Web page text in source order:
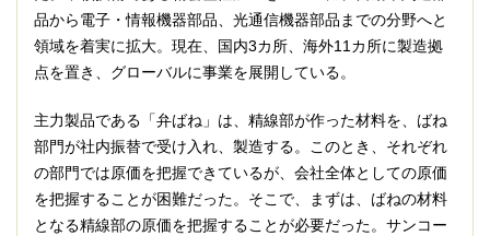
品から電子・情報機器部品、光通信機器部品までの分野へと
領域を着実に拡大。現在、国内3カ所、海外11カ所に製造拠
点を置き、グローバルに事業を展開している。
主力製品である「弁ばね」は、精線部が作った材料を、ばね
部門が社内振替で受け入れ、製造する。このとき、それぞれ
の部門では原価を把握できているが、会社全体としての原価
を把握することが困難だった。そこで、まずは、ばねの材料
となる精線部の原価を把握することが必要だった。サンコー